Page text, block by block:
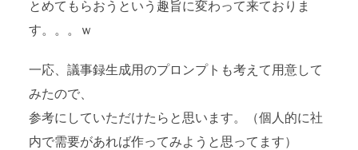
とめてもらおうという趣旨に変わって来ておりま
す。。。ｗ
一応、議事録生成用のプロンプトも考えて用意して
みたので、
参考にしていただけたらと思います。（個人的に社
内で需要があれば作ってみようと思ってます）